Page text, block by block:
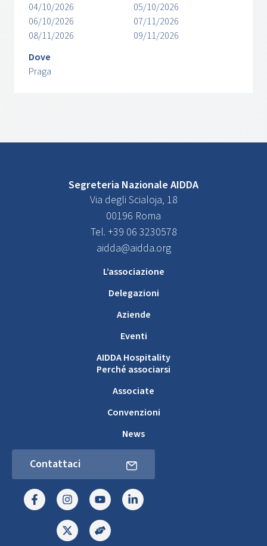
04/10/2026
05/10/2026
06/10/2026
07/11/2026
08/11/2026
09/11/2026
Dove
Praga
Segreteria Nazionale AIDDA
Via degli Scialoja, 18
00196 Roma
Tel. +39 06 3230578
aidda@aidda.org
L’associazione
Delegazioni
Aziende
Eventi
AIDDA Hospitality
Perché associarsi
Associate
Convenzioni
News
Contattaci